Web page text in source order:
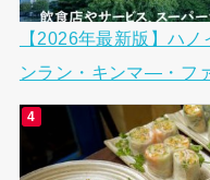
【2026年最新版】ハ
ンラン・キンマ―・フ